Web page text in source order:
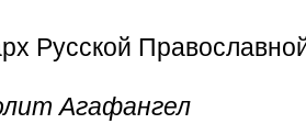
Русской
Агафангел